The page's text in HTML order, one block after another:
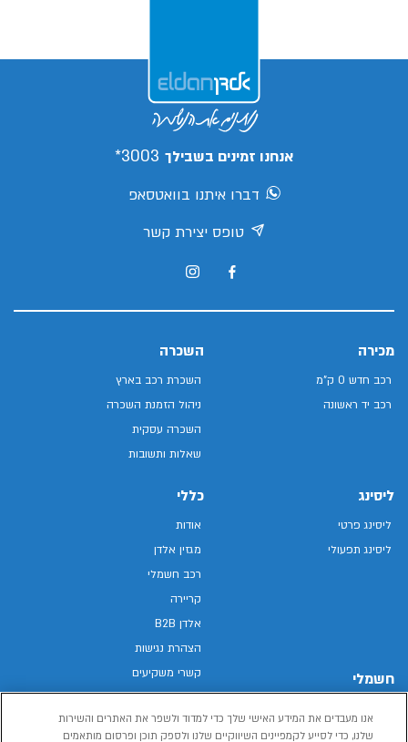
s05/search/leasing/66/1070/8/2026/ג'ילי-
ex5/search/leasing/35/379/432/2026/יונדאי-אלנטרה
אנחנו זמינים בשבילך 3003*
דברו איתנו בוואטסאפ
טופס יצירת קשר
מכירה
רכב חדש 0 ק"מ
רכב יד ראשונה
השכרה
השכרת רכב בארץ
ניהול הזמנת השכרה
השכרה עסקית
שאלות ותשובות
ליסינג
ליסינג פרטי
ליסינג תפעולי
חשמלי
רכב חשמלי
כללי
אודות
מגזין אלדן
רכב חשמלי
קריירה
אלדן B2B
הצהרת נגישות
קשרי משקיעים
מפת האתר
מדיניות פרטיות
אנו מעבדים את המידע האישי שלך כדי למדוד ולשפר את האתרים והשירות
שלנו, כדי לסייע לקמפיינים השיווקיים שלנו ולספק תוכן ופרסום מותאמים